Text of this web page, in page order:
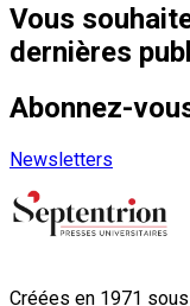
Vous
dernières
Abonnez-
Newsletters
Créées en 1971